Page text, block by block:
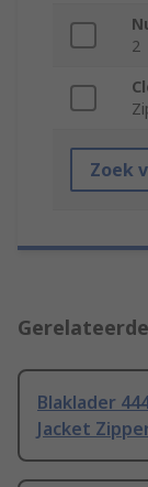
2
Zoek
Blaklader
Jacket